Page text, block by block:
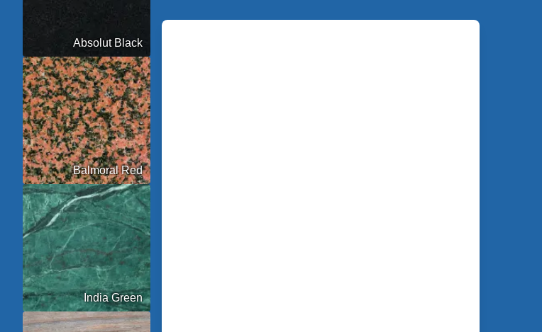
Absolut Black
Balmoral Red
India Green